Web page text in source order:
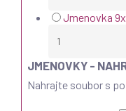
Jmenovka
JMENOVKY -
Nahrajte soubor s